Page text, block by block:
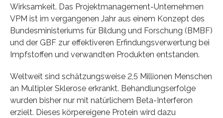
Wirksamkeit. Das Projektmanagement-Unternehmen
VPM ist im vergangenen Jahr aus einem Konzept des
Bundesministeriums für Bildung und Forschung (BMBF)
und der GBF zur effektiveren Erfindungsverwertung bei
Impfstoffen und verwandten Produkten entstanden.
Weltweit sind schätzungsweise 2,5 Millionen Menschen
an Multipler Sklerose erkrankt. Behandlungserfolge
wurden bisher nur mit natürlichem Beta-Interferon
erzielt. Dieses körpereigene Protein wird dazu